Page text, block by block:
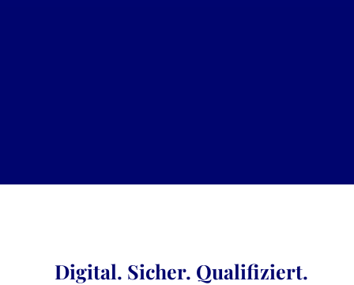
Digital. Sicher. Qualifiziert.